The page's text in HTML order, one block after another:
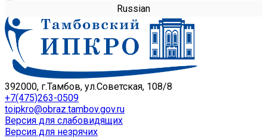
Russian
392000, г.Тамбов, ул.Советская, 108/8
+7(475)263-0509
toipkro@obraz.tambov.gov.ru
Версия для слабовидящих
Версия для незрячих